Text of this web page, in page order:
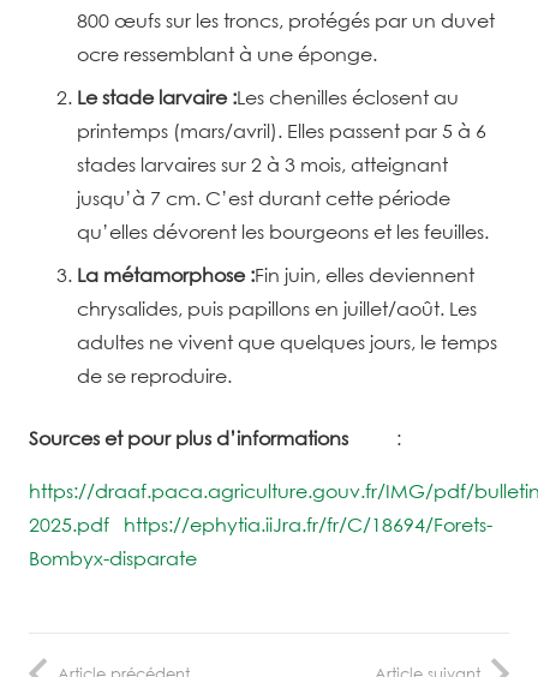
800 œufs sur les troncs, protégés par un duvet
ocre ressemblant à une éponge.
Le stade larvaire :Les chenilles éclosent au
printemps (mars/avril). Elles passent par 5 à 6
stades larvaires sur 2 à 3 mois, atteignant
jusqu’à 7 cm. C’est durant cette période
qu’elles dévorent les bourgeons et les feuilles.
La métamorphose :Fin juin, elles deviennent
chrysalides, puis papillons en juillet/août. Les
adultes ne vivent que quelques jours, le temps
de se reproduire.
Sources et pour plus d’informations :
https://draaf.paca.agriculture.gouv.fr/IMG/pdf/
2025.pdf https://ephytia.iiJra.fr/fr/C/18694/Forets-
Bombyx-disparate